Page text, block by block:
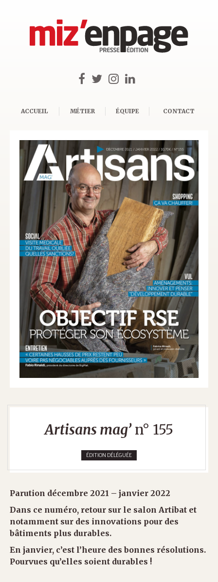
ACCUEIL MÉTIER ÉQUIPE CONTACT
Artisans mag’n° 155
ÉDITION DÉLÉGUÉE
Parution décembre 2021 – janvier 2022
Dans ce numéro, retour sur le salon Artibat et
notamment sur des innovations pour des
bâtiments plus durables.
En janvier, c’est l’heure des bonnes résolutions.
Pourvues qu’elles soient durables !